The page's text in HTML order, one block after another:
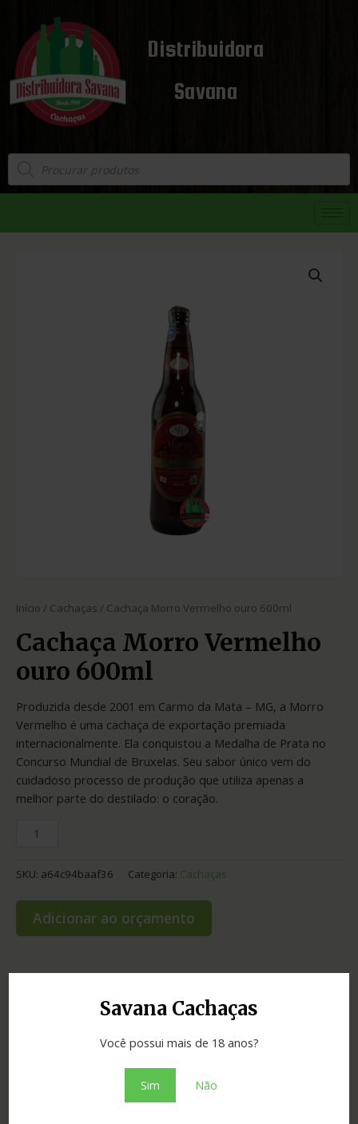
Savana Cachaças
Você possui mais de 18 anos?
Sim Não
Distribuidora
Savana
Início / Cachaças / Cachaça Morro Vermelho ouro 600ml
Cachaça Morro Vermelho
ouro 600ml
Produzida desde 2001 em Carmo da Mata – MG, a Morro
Vermelho é uma cachaça de exportação premiada
internacionalmente. Ela conquistou a Medalha de Prata no
Concurso Mundial de Bruxelas. Seu sabor único vem do
cuidadoso processo de produção que utiliza apenas a
melhor parte do destilado: o coração.
SKU: a64c94baaf36 Categoria: Cachaças
Adicionar ao orçamento
Informação adicional
42.00
3 anos
Carmo da Mata